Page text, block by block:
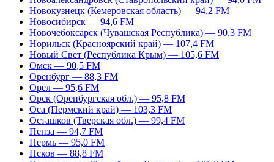
Новокузнецк (Кемеровская область) — 94,2 FM
Новосибирск — 94,6 FM
Новочебоксарск (Чувашская Республика) — 90,3 FM
Норильск (Красноярский край) — 107,4 FM
Новый Свет (Республика Крым) — 105,6 FM
Омск — 90,5 FM
Оренбург — 88,3 FM
Орёл — 95,6 FM
Орск (Оренбургская обл.) — 95,8 FM
Оса (Пермский край) — 103,3 FM
Осташков (Тверская обл.) — 99,4 FM
Пенза — 94,7 FM
Пермь — 95,0 FM
Псков — 88,8 FM